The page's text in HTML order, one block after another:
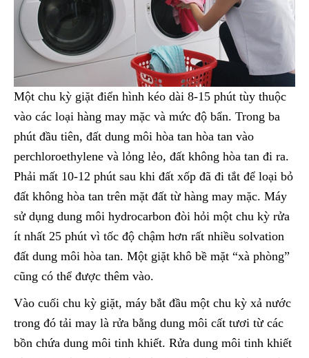
Một chu kỳ giặt điển hình kéo dài 8-15 phút tùy thuộc
vào các loại hàng may mặc và mức độ bẩn. Trong ba
phút đầu tiên, đất dung môi hòa tan hòa tan vào
perchloroethylene và lỏng lẻo, đất không hòa tan đi ra.
Phải mất 10-12 phút sau khi đất xốp đã đi tắt để loại bỏ
đất không hòa tan trên mặt đất từ hàng may mặc. Máy
sử dụng dung môi hydrocarbon đòi hỏi một chu kỳ rửa
ít nhất 25 phút vì tốc độ chậm hơn rất nhiều solvation
đất dung môi hòa tan. Một giặt khô bề mặt “xà phòng”
cũng có thể được thêm vào.
Vào cuối chu kỳ giặt, máy bắt đầu một chu kỳ xả nước
trong đó tải may là rửa bằng dung môi cất tươi từ các
bồn chứa dung môi tinh khiết. Rửa dung môi tinh khiết